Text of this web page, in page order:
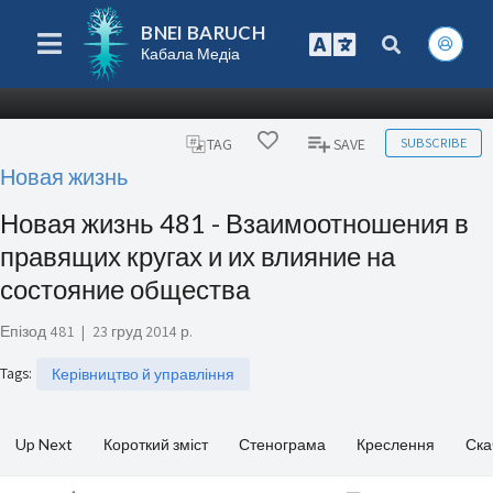
BNEI BARUCH
Кабала Медіа
TAG SAVE SUBSCRIBE
Новая жизнь
Новая жизнь 481 - Взаимоотношения в
правящих кругах и их влияние на
состояние общества
Епізод 481 | 23 груд 2014 р.
Tags: Керівництво й управління
Up Next Короткий зміст Стенограма Креслення